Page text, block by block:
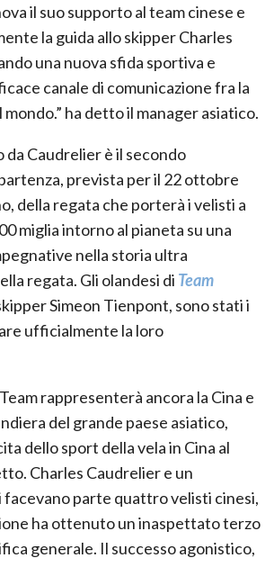
il suo supporto al team cinese e
la guida allo skipper Charles
una nuova sfida sportiva e
canale di comunicazione fra la
mondo.” ha detto il manager asiatico.
da Caudrelier è il secondo
prevista per il 22 ottobre
della regata che porterà i velisti a
miglia intorno al pianeta su una
nella storia ultra
regata. Gli olandesi di Team
Simeon Tienpont, sono stati i
ufficialmente la loro
rappresenterà ancora la Cina e
del grande paese asiatico,
dello sport della vela in Cina al
Charles Caudrelier e un
facevano parte quattro velisti cinesi,
ha ottenuto un inaspettato terzo
generale. Il successo agonistico,